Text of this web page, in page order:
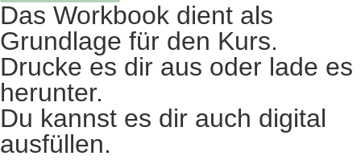
Das Workbook dient als
Grundlage für den Kurs.
Drucke es dir aus oder lade es
herunter.
Du kannst es dir auch digital
ausfüllen.